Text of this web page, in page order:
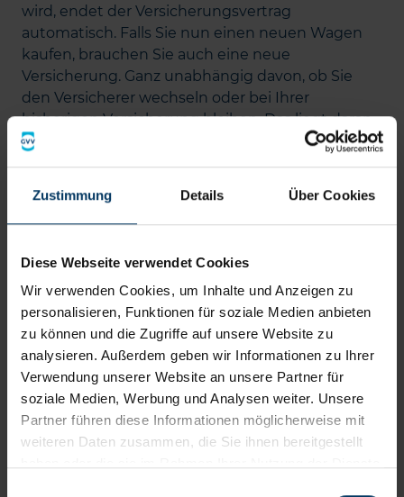
Zustimmung Details Über Cookies
Diese Webseite verwendet Cookies
Wir verwenden Cookies, um Inhalte und Anzeigen zu
personalisieren, Funktionen für soziale Medien anbieten
zu können und die Zugriffe auf unsere Website zu
analysieren. Außerdem geben wir Informationen zu Ihrer
Verwendung unserer Website an unsere Partner für
soziale Medien, Werbung und Analysen weiter. Unsere
Partner führen diese Informationen möglicherweise mit
weiteren Daten zusammen, die Sie ihnen bereitgestellt
wird, endet der Versicherungsvertrag
automatisch. Falls Sie nun einen neuen Wagen
kaufen, brauchen Sie auch eine neue
Versicherung. Ganz unabhängig davon, ob Sie
den Versicherer wechseln oder bei Ihrer
bisherigen Versicherung bleiben. Das liegt daran,
dass Versicherungen in Deutschland
fahrzeugbezogen sind und für jeden Wagen eine
eigenständige Versicherung abgeschlossen
werden muss.
Gilt das Sonderkündigungsrecht nach
einem Umzug?
Bei einem Umzug innerhalb Deutschlands haben
Siekein Sonderkündigungsrecht. Auch hier ist es
lediglich möglich, zum Ablauf des Vertrages zu
kündigen. Anders sieht es aus bei einem Umzug
ins Ausland. In dem Fall sind Sie gesetzlich dazu
verpflichtet, das Fahrzeug im Ausland
umzumelden.